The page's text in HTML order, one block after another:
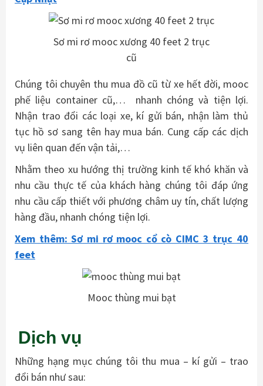
Sơ mi rơ mooc xương 40 feet 2 trục
cũ
Chúng tôi chuyên thu mua đồ cũ từ xe hết đời, mooc
phế liệu container cũ,… nhanh chóng và tiện lợi.
Nhận trao đổi các loại xe, kí gửi bán, nhận làm thủ
tục hồ sơ sang tên hay mua bán. Cung cấp các dịch
vụ liên quan đến vận tải,…
Nhằm theo xu hướng thị trường kinh tế khó khăn và
nhu cầu thực tế của khách hàng chúng tôi đáp ứng
nhu cầu cấp thiết với phương châm uy tín, chất lượng
hàng đầu, nhanh chóng tiện lợi.
Xem thêm: Sơ mi rơ mooc cổ cò CIMC 3 trục 40
feet
Mooc thùng mui bạt
Dịch vụ
Những hạng mục chúng tôi thu mua – kí gửi – trao
đổi bán như sau: